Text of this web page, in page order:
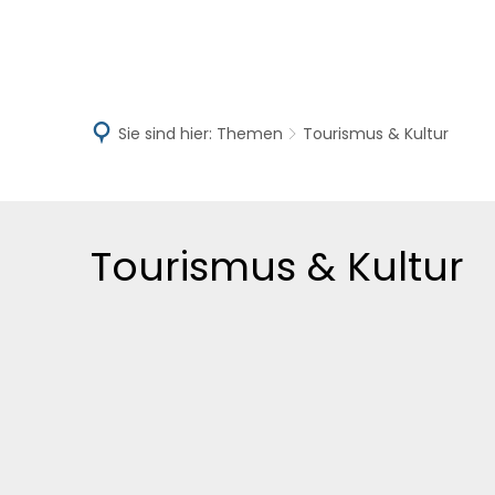
Sie sind hier: Themen Tourismus & Kultur
Tourismus & Kultur